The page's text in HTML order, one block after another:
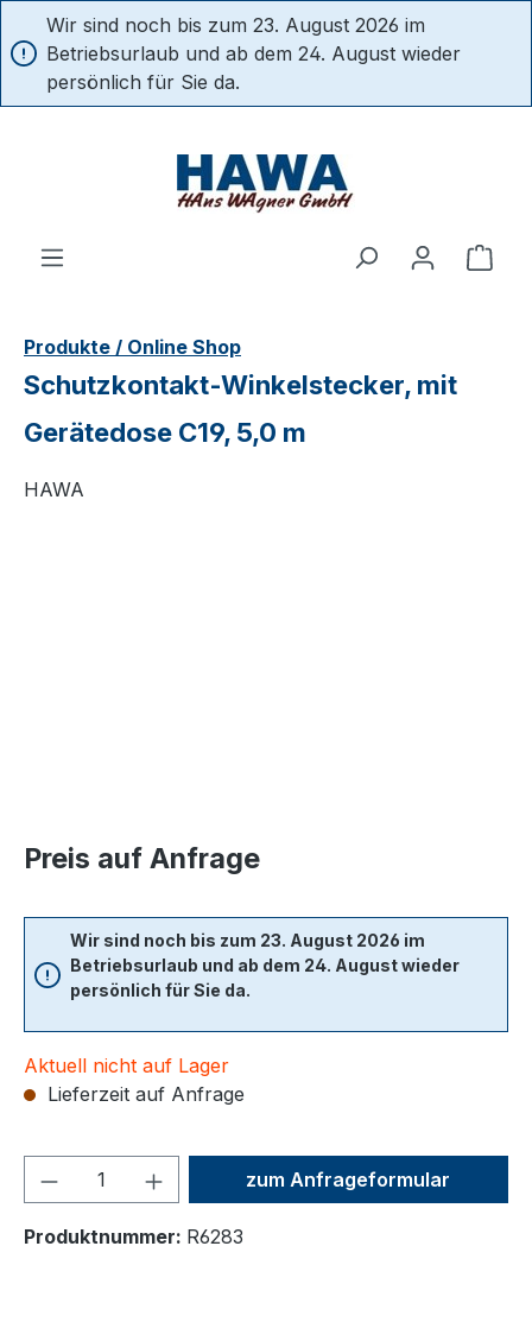
springen
Wir sind noch bis zum 23. August 2026 im
Betriebsurlaub und ab dem 24. August wieder
persönlich für Sie da.
Produkte / Online Shop
Schutzkontakt-Winkelstecker, mit
Gerätedose C19, 5,0 m
HAWA
Preis auf Anfrage
Wir sind noch bis zum 23. August 2026 im
Betriebsurlaub und ab dem 24. August wieder
persönlich für Sie da.
Aktuell nicht auf Lager
Lieferzeit auf Anfrage
Produkt Anzahl: Gib den
zum Anfrageformular
Produktnummer: R6283